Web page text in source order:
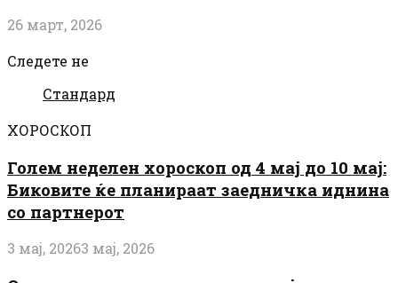
26 март, 2026
Следете не
Стандард
ХОРОСКОП
Голем неделен хороскоп од 4 мај до 10 мај:
Биковите ќе планираат заедничка иднина
со партнерот
3 мај, 20263 мај, 2026